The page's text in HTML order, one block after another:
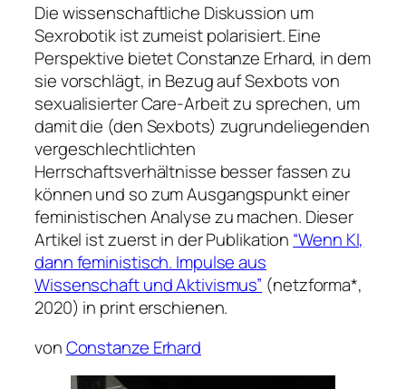
Die wissenschaftliche Diskussion um
Sexrobotik ist zumeist polarisiert. Eine
Perspektive bietet Constanze Erhard, in dem
sie vorschlägt, in Bezug auf Sexbots von
sexualisierter Care-Arbeit zu sprechen, um
damit die (den Sexbots) zugrundeliegenden
vergeschlechtlichten
Herrschaftsverhältnisse besser fassen zu
können und so zum Ausgangspunkt einer
feministischen Analyse zu machen. Dieser
Artikel ist zuerst in der Publikation “Wenn KI,
dann feministisch. Impulse aus
Wissenschaft und Aktivismus” (netzforma*,
2020) in print erschienen.
vonConstanze Erhard